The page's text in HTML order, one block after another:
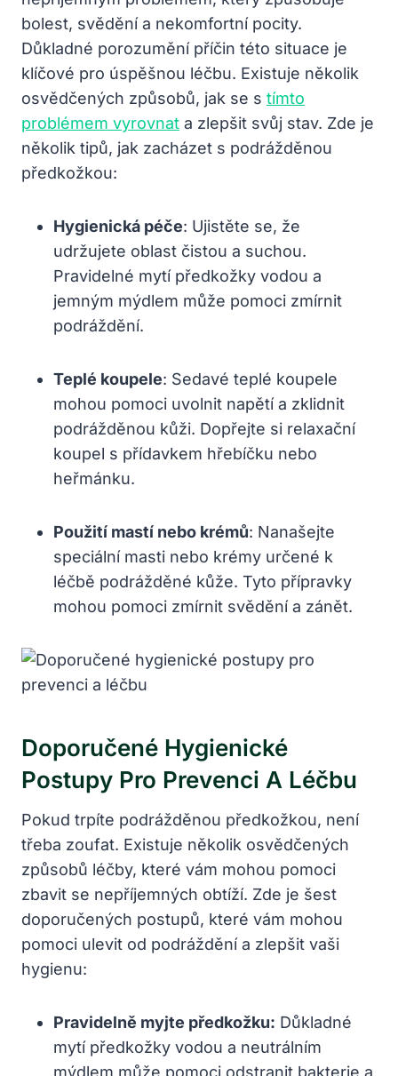
bolest, svědění ‌a nekomfortní pocity.⁢
Důkladné porozumění příčin ‍této situace je
klíčové pro úspěšnou léčbu. Existuje⁢ několik‍
osvědčených způsobů, jak se s tímto
problémem vyrovnat ‌a zlepšit ⁣svůj stav. Zde je
⁣několik tipů, jak⁢ zacházet​ s podrážděnou
‍předkožkou:
Hygienická péče: Ujistěte se,​ že
udržujete oblast čistou⁤ a suchou.⁣
Pravidelné mytí předkožky vodou a‌
jemným mýdlem‌ může ‍pomoci zmírnit
podráždění.
Teplé koupele: Sedavé teplé⁢ koupele
mohou⁤ pomoci⁣ uvolnit ‌napětí a zklidnit‌
podrážděnou ⁤kůži.‍ Dopřejte si relaxační‍
koupel s přídavkem hřebíčku nebo
heřmánku.
Použití ‌mastí nebo krémů: Nanašejte⁣
speciální masti nebo ‌krémy určené k⁤
léčbě podrážděné‍ kůže. Tyto přípravky
mohou⁣ pomoci zmírnit svědění a zánět.
Doporučené Hygienické
⁢postupy Pro Prevenci A Léčbu
Pokud trpíte podrážděnou⁣ předkožkou, není
třeba ⁢zoufat. ⁢Existuje několik osvědčených
způsobů léčby, které vám ⁤mohou ‍pomoci
zbavit se nepříjemných obtíží. Zde je šest
doporučených postupů, které ⁣vám mohou
pomoci ulevit od podráždění a​ zlepšit⁣ vaši
hygienu:
Pravidelně myjte předkožku: Důkladné
mytí předkožky vodou a neutrálním
mýdlem může pomoci odstranit bakterie a⁣